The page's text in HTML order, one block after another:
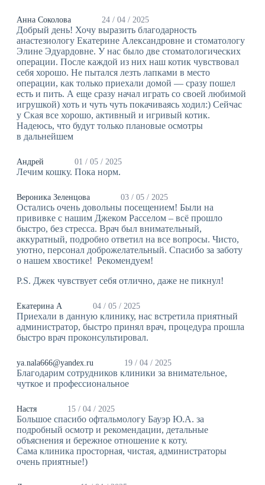
Анна Соколова 24 / 04 / 2025
Добрый день! Хочу выразить благодарность
анастезиологу Екатерине Александровне и стоматологу
Элине Эдуардовне. У нас было две стоматологических
операции. После каждой из них наш котик чувствовал
себя хорошо. Не пытался лезть лапками в место
операции, как только приехали домой — сразу пошел
есть и пить. А еще сразу начал играть со своей любимой
игрушкой) хоть и чуть чуть покачиваясь ходил:) Сейчас
у Ская все хорошо, активный и игривый котик.
Надеюсь, что будут только плановые осмотры
в дальнейшем
Андрей 01 / 05 / 2025
Лечим кошку. Пока норм.
Вероника Зеленцова 03 / 05 / 2025
Остались очень довольны посещением! Были на
прививке с нашим Джеком Расселом – всё прошло
быстро, без стресса. Врач был внимательный,
аккуратный, подробно ответил на все вопросы. Чисто,
уютно, персонал доброжелательный. Спасибо за заботу
о нашем хвостике! Рекомендуем!
P.S. Джек чувствует себя отлично, даже не пикнул!
Екатерина А 04 / 05 / 2025
Приехали в данную клинику, нас встретила приятный
администратор, быстро принял врач, процедура прошла
быстро врач проконсультировал.
ya.nala666@yandex.ru 19 / 04 / 2025
Благодарим сотрудников клиники за внимательное,
чуткое и профессиональное
Настя 15 / 04 / 2025
Большое спасибо офтальмологу Бауэр Ю.А. за
подробный осмотр и рекомендации, детальные
объяснения и бережное отношение к коту.
Сама клиника просторная, чистая, администраторы
очень приятные!)